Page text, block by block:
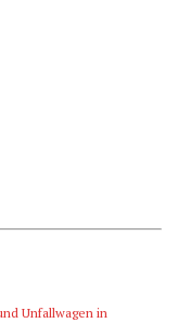
Unfallwagen in